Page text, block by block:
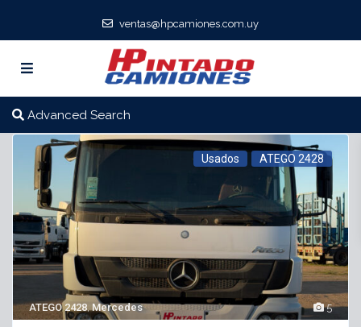
ventas@hpcamiones.com.uy
Advanced Search
5
ATEGO 2428,Mercedes
Usados ATEGO 2428